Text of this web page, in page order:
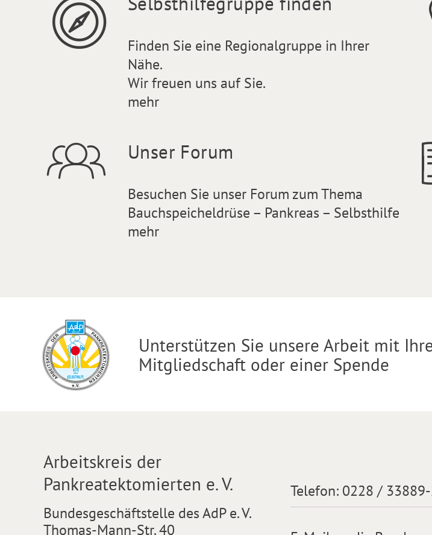
Finden Sie eine Regionalgruppe in Ihrer
Nähe.
Wir freuen uns auf Sie.
mehr
Unser Forum
Besuchen Sie unser Forum zum Thema
Bauchspeicheldrüse – Pankreas – Selbsthilfe
mehr
Unterstützen Sie unsere Arbeit mit
Mitgliedschaft oder einer Spende
Arbeitskreis der
Pankreatektomierten e. V.
Bundesgeschäftstelle des AdP e. V.
Thomas-Mann-Str. 40
Telefon: 0228 /